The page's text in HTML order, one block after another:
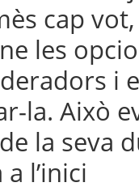
cap
les
i
la. Això
la seva
l’inici